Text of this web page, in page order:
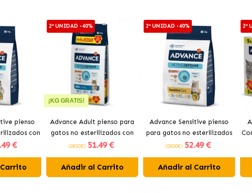
pienso
con
.49 €
2ª UNIDAD -40%
¡KG GRATIS!
Advance Adult pienso para
gatos no esterilizados con
pollo
(DESDE) 51.49 €
Añadir al Carrito
2ª UNIDAD -40%
Advance Sensitive pienso
para gatos no esterilizados
con salmón
(DESDE) 52.49 €
Añadir al Carrito
2ª